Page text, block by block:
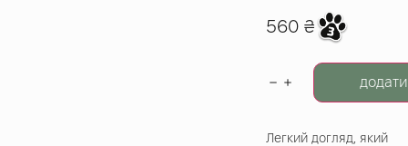
560 ₴
Легкий догляд, який